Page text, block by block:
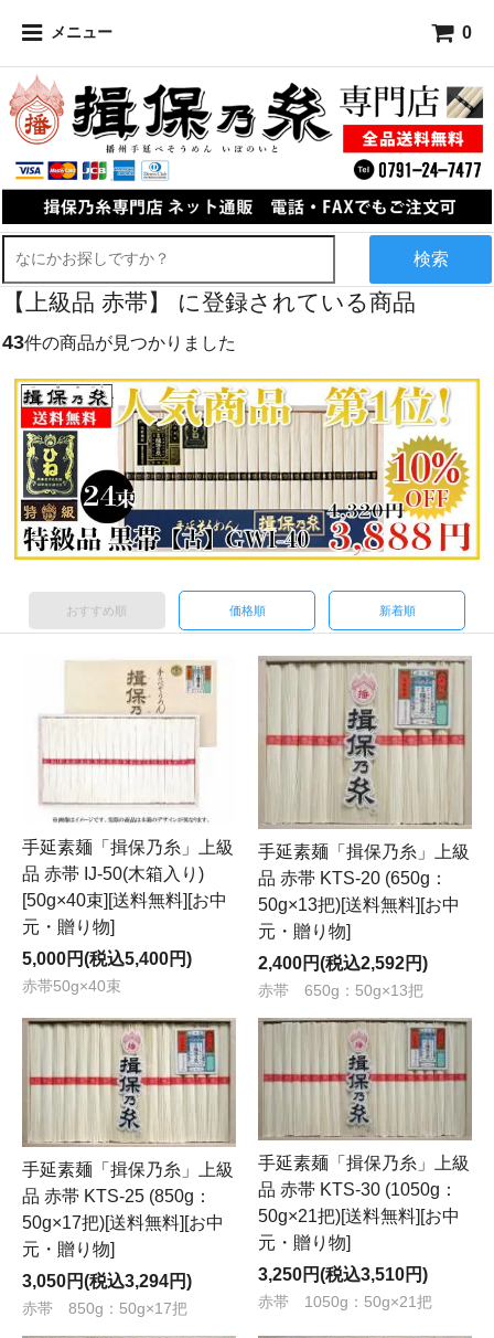
メニュー 0
検索
【上級品 赤帯】 に登録されている商品
43件の商品が見つかりました
おすすめ順 価格順 新着順
手延素麺「揖保乃糸」上級
品 赤帯 IJ-50(木箱入り)
[50g×40束][送料無料][お中
元・贈り物]
5,000円(税込5,400円)
赤帯50g×40束
手延素麺「揖保乃糸」上級
品 赤帯 KTS-20 (650g：
50g×13把)[送料無料][お中
元・贈り物]
2,400円(税込2,592円)
赤帯 650g：50g×13把
手延素麺「揖保乃糸」上級
品 赤帯 KTS-25 (850g：
50g×17把)[送料無料][お中
元・贈り物]
3,050円(税込3,294円)
赤帯 850g：50g×17把
手延素麺「揖保乃糸」上級
品 赤帯 KTS-30 (1050g：
50g×21把)[送料無料][お中
元・贈り物]
3,250円(税込3,510円)
赤帯 1050g：50g×21把